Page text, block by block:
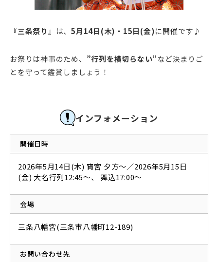
『三条祭り』 は、 5月14日(木)・15日(金)に開催です♪
お祭りは神事のため、 ”行列を横切らない”など決まりご
とを守って鑑賞しましょう！
インフォメーション
開催日時
2026年5月14日(木) 宵宮 夕方～／2026年5月15日
(金) 大名行列12:45～、 舞込17:00～
会場
三条八幡宮(三条市八幡町12-189)
お問い合わせ先